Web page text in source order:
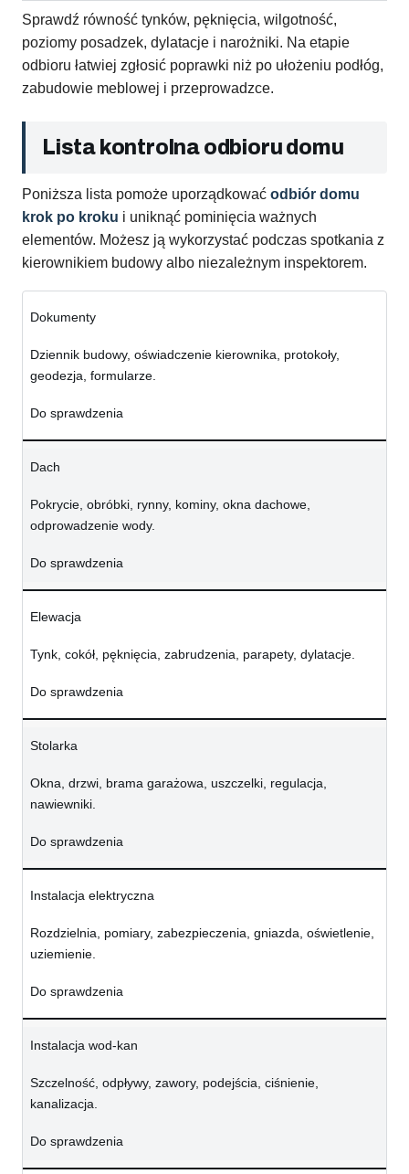
Sprawdź równość tynków, pęknięcia, wilgotność,
poziomy posadzek, dylatacje i narożniki. Na etapie
odbioru łatwiej zgłosić poprawki niż po ułożeniu podłóg,
zabudowie meblowej i przeprowadzce.
Lista kontrolna odbioru domu
Poniższa lista pomoże uporządkować odbiór domu
krok po kroku i uniknąć pominięcia ważnych
elementów. Możesz ją wykorzystać podczas spotkania z
kierownikiem budowy albo niezależnym inspektorem.
Dokumenty
Dziennik budowy, oświadczenie kierownika, protokoły,
geodezja, formularze.
Do sprawdzenia
Dach
Pokrycie, obróbki, rynny, kominy, okna dachowe,
odprowadzenie wody.
Do sprawdzenia
Elewacja
Tynk, cokół, pęknięcia, zabrudzenia, parapety, dylatacje.
Do sprawdzenia
Stolarka
Okna, drzwi, brama garażowa, uszczelki, regulacja,
nawiewniki.
Do sprawdzenia
Instalacja elektryczna
Rozdzielnia, pomiary, zabezpieczenia, gniazda, oświetlenie,
uziemienie.
Do sprawdzenia
Instalacja wod-kan
Szczelność, odpływy, zawory, podejścia, ciśnienie,
kanalizacja.
Do sprawdzenia